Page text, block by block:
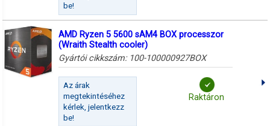
be!
AMD Ryzen 5 5600 sAM4 BOX processzor
(Wraith Stealth cooler)
Gyártói cikkszám: 100-100000927BOX
Az árak
megtekintéséhez
kérlek, jelentkezz
be!
Raktáron